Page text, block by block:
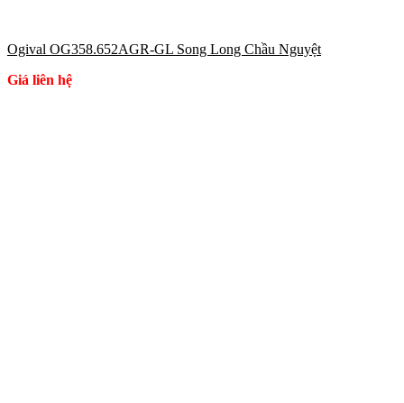
Ogival OG358.652AGR-GL Song Long Chầu Nguyệt
Giá liên hệ